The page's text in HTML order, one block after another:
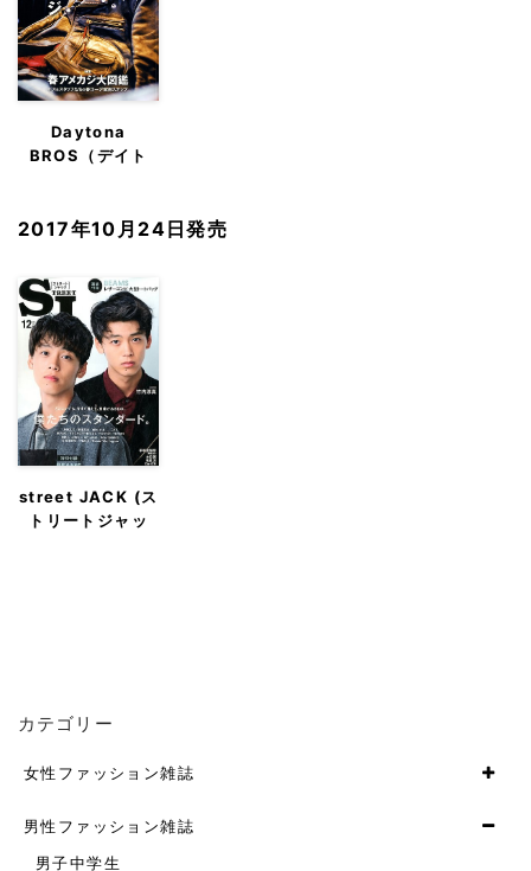
Daytona
BROS（デイト
2017年10月24日発売
street JACK (ス
トリートジャッ
カテゴリー
女性ファッション雑誌
男性ファッション雑誌
男子中学生